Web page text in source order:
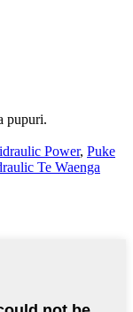
pupuri.
Power, Puke
Te Waenga